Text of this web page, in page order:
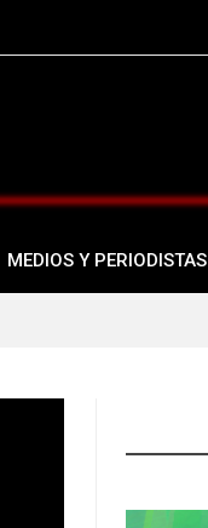
MEDIOS Y PERIODISTAS